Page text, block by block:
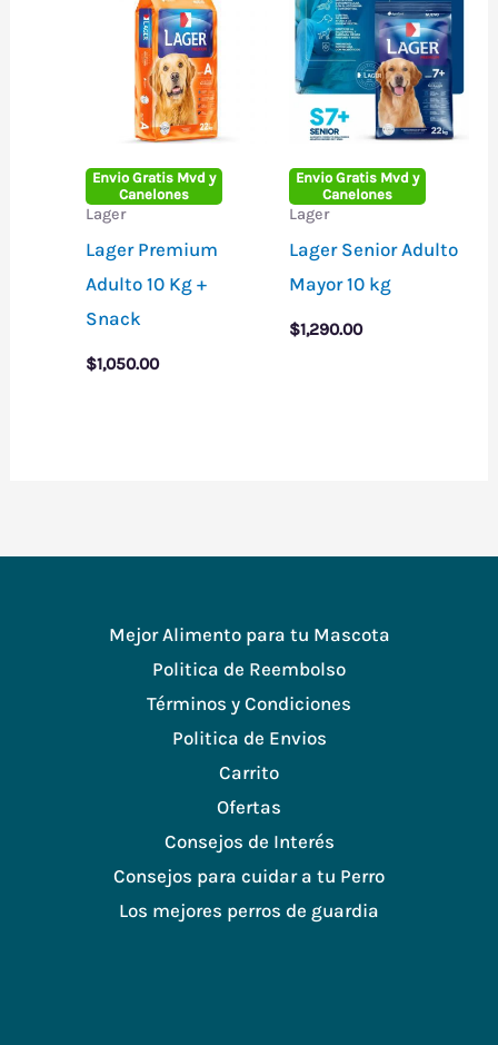
Envio Gratis Mvd y
Canelones
Lager
Lager Premium
Adulto 10 Kg +
Snack
$1,050.00
Envio Gratis Mvd y
Canelones
Lager
Lager Senior Adulto
Mayor 10 kg
$1,290.00
Mejor Alimento para tu Mascota
Politica de Reembolso
Términos y Condiciones
Politica de Envios
Carrito
Ofertas
Consejos de Interés
Consejos para cuidar a tu Perro
Los mejores perros de guardia